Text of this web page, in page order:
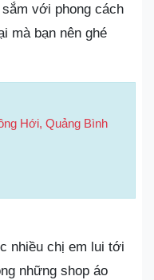
với phong cách
mà bạn nên ghé
Hới, Quảng Bình
nhiều chị em lui tới
những shop áo